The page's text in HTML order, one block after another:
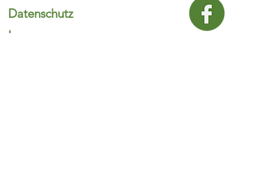
Datenschutz
Impressum